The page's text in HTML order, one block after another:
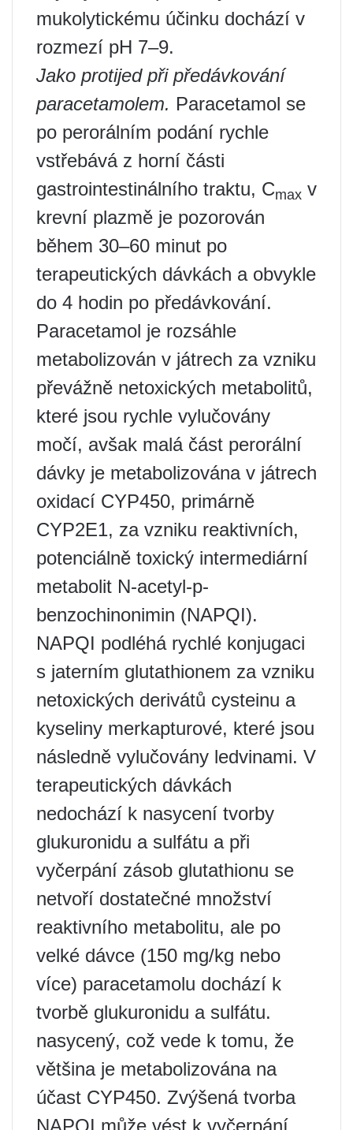
mukolytickému účinku dochází v
rozmezí pH 7–9.
Jako protijed při předávkování
paracetamolem. Paracetamol se
po perorálním podání rychle
vstřebává z horní části
gastrointestinálního traktu, Cmax v
krevní plazmě je pozorován
během 30–60 minut po
terapeutických dávkách a obvykle
do 4 hodin po předávkování.
Paracetamol je rozsáhle
metabolizován v játrech za vzniku
převážně netoxických metabolitů,
které jsou rychle vylučovány
močí, avšak malá část perorální
dávky je metabolizována v játrech
oxidací CYP450, primárně
CYP2E1, za vzniku reaktivních,
potenciálně toxický intermediární
metabolit N-acetyl-p-
benzochinonimin (NAPQI).
NAPQI podléhá rychlé konjugaci
s jaterním glutathionem za vzniku
netoxických derivátů cysteinu a
kyseliny merkapturové, které jsou
následně vylučovány ledvinami. V
terapeutických dávkách
nedochází k nasycení tvorby
glukuronidu a sulfátu a při
vyčerpání zásob glutathionu se
netvoří dostatečné množství
reaktivního metabolitu, ale po
velké dávce (150 mg/kg nebo
více) paracetamolu dochází k
tvorbě glukuronidu a sulfátu.
nasycený, což vede k tomu, že
většina je metabolizována na
účast CYP450. Zvýšená tvorba
NAPQI může vést k vyčerpání